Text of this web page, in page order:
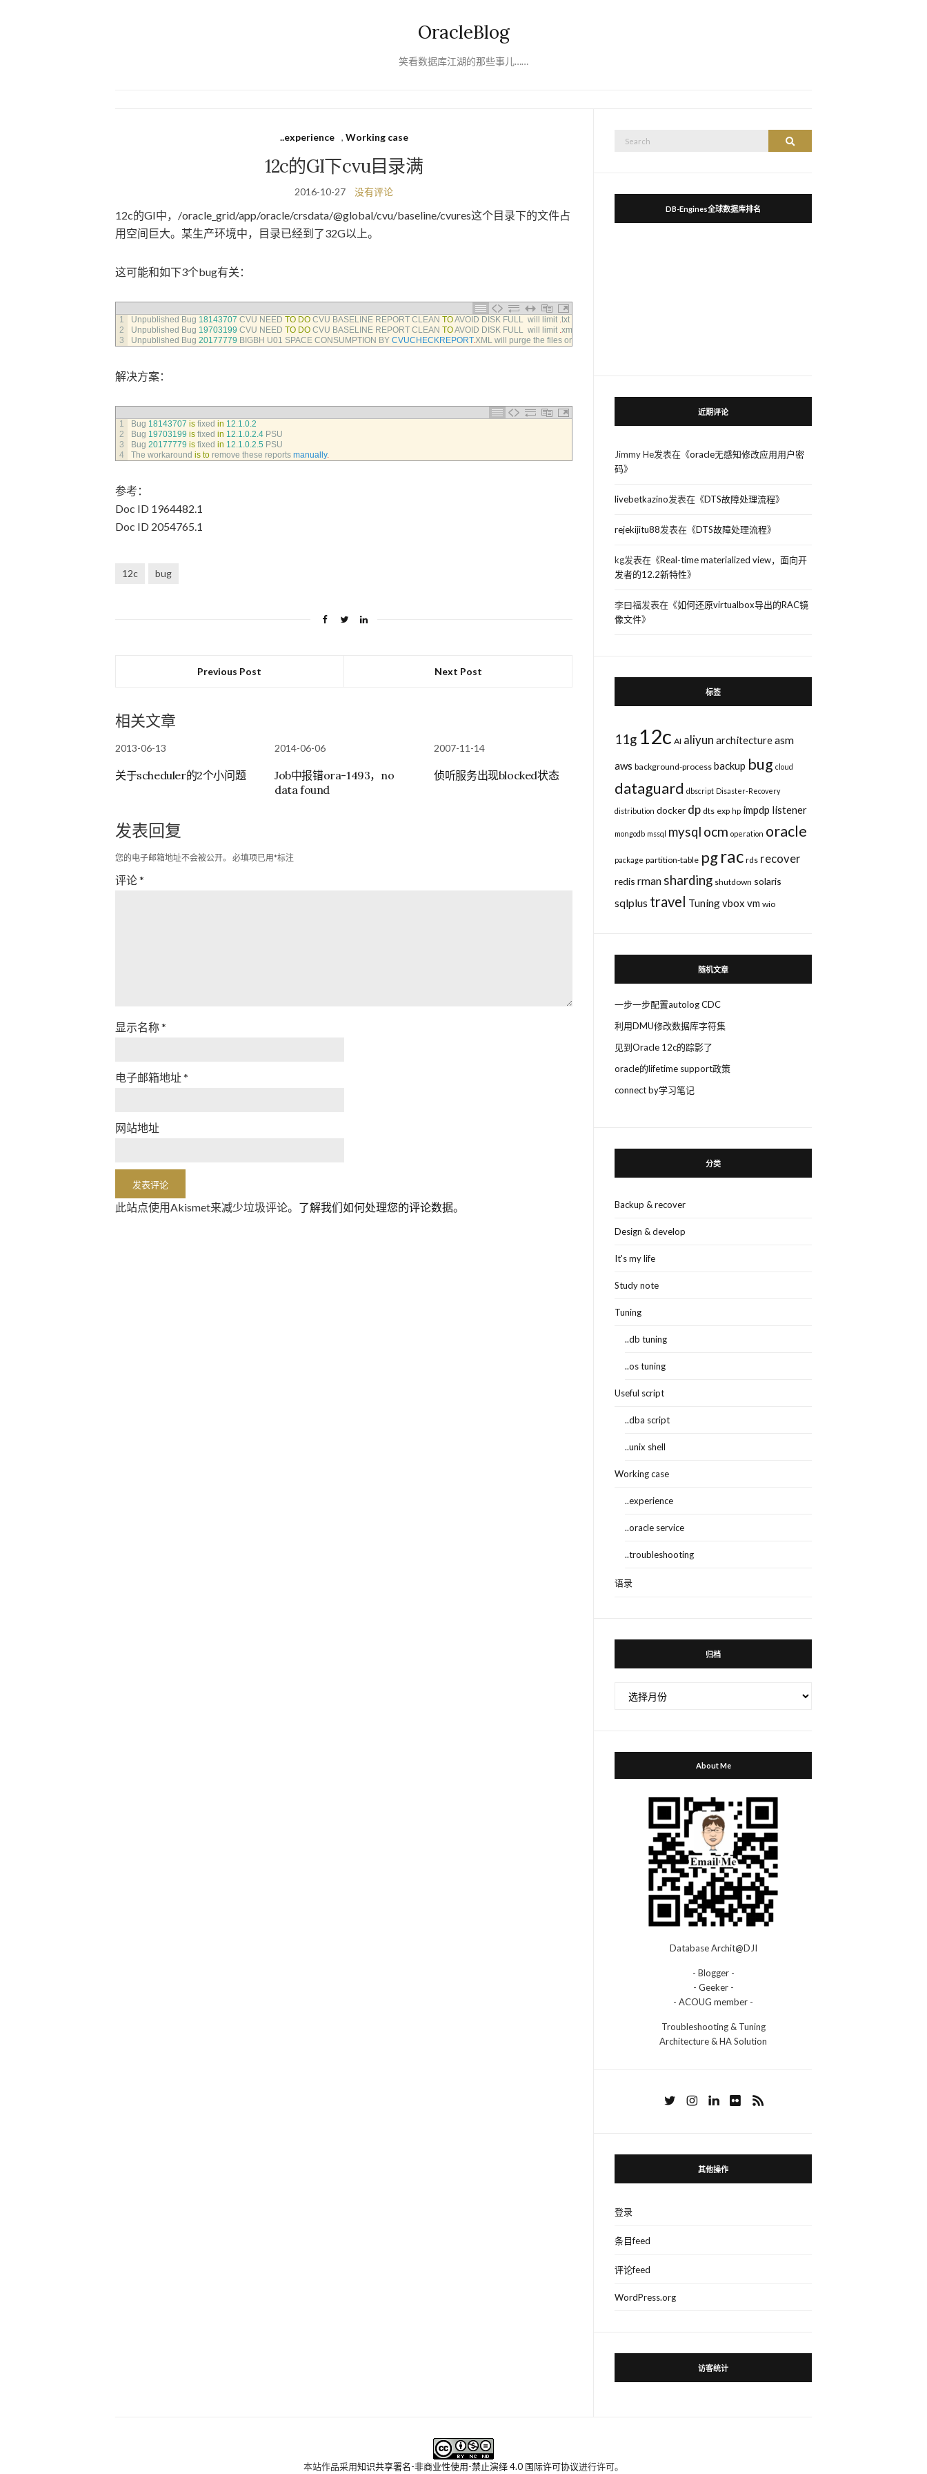
OracleBlog
笑看数据库江湖的那些事儿……
..experience , Working case
12c的GI下cvu目录满
2016-10-27 没有评论
12c的GI中，/oracle_grid/app/oracle/crsdata/@global/cvu/baseline/cvures这个目录下的文件占
用空间巨大。某生产环境中，目录已经到了32G以上。
这可能和如下3个bug有关：
1
2
3
Unpublished Bug 18143707 CVU NEED TO DO CVU BASELINE REPORT CLEAN TOAVOID DISK FULL will limit .txt
Unpublished Bug 19703199 CVU NEED TO DO CVU BASELINE REPORT CLEAN TOAVOID DISK FULL will limit .xml
Unpublished Bug 20177779 BIGBH U01 SPACE CONSUMPTION BY CVUCHECKREPORT.XML will purge the files on
解决方案：
1
2
3
4
Bug 18143707 is fixed in 12.1.0.2
Bug 19703199 is fixed in 12.1.0.2.4 PSU
Bug 20177779 is fixed in 12.1.0.2.5 PSU
The workaround is to remove these reports manually.
参考：
Doc ID 1964482.1
Doc ID 2054765.1
12c bug
Previous Post Next Post
相关文章
2013-06-13
关于scheduler的2个小问题
2014-06-06
Job中报错ora-1493，no
data found
2007-11-14
侦听服务出现blocked状态
发表回复
您的电子邮箱地址不会被公开。 必填项已用*标注
评论*
显示名称*
电子邮箱地址*
网站地址
此站点使用Akismet来减少垃圾评论。 了解我们如何处理您的评论数据。
Search
DB-Engines全球数据库排名
近期评论
Jimmy He发表在《oracle无感知修改应用用户密
码》
livebetkazino发表在《DTS故障处理流程》
rejekijitu88发表在《DTS故障处理流程》
kg发表在《Real-time materialized view，面向开
发者的12.2新特性》
李曰福发表在《如何还原virtualbox导出的RAC镜
像文件》
标签
11g 12c AI aliyun architectureasm
aws background-process backup bug cloud
dataguard dbscript Disaster-Recovery
distribution docker dp dts exp hp impdp listener
mongodb mssql mysql ocm operation oracle
package partition-table pgrac rds recover
redis rman sharding shutdown solaris
sqlplus travel Tuningvbox vm wio
随机文章
一步一步配置autolog CDC
利用DMU修改数据库字符集
见到Oracle 12c的踪影了
oracle的lifetime support政策
connect by学习笔记
分类
Backup & recover
Design & develop
It's my life
Study note
Tuning
..db tuning
..os tuning
Useful script
..dba script
..unix shell
Working case
..experience
..oracle service
..troubleshooting
语录
归档
About Me
Database Archit@DJI
- Blogger -
- Geeker -
- ACOUG member -
Troubleshooting & Tuning
Architecture & HA Solution
其他操作
登录
条目feed
评论feed
WordPress.org
访客统计
本站作品采用知识共享署名-非商业性使用-禁止演绎 4.0 国际许可协议进行许可。